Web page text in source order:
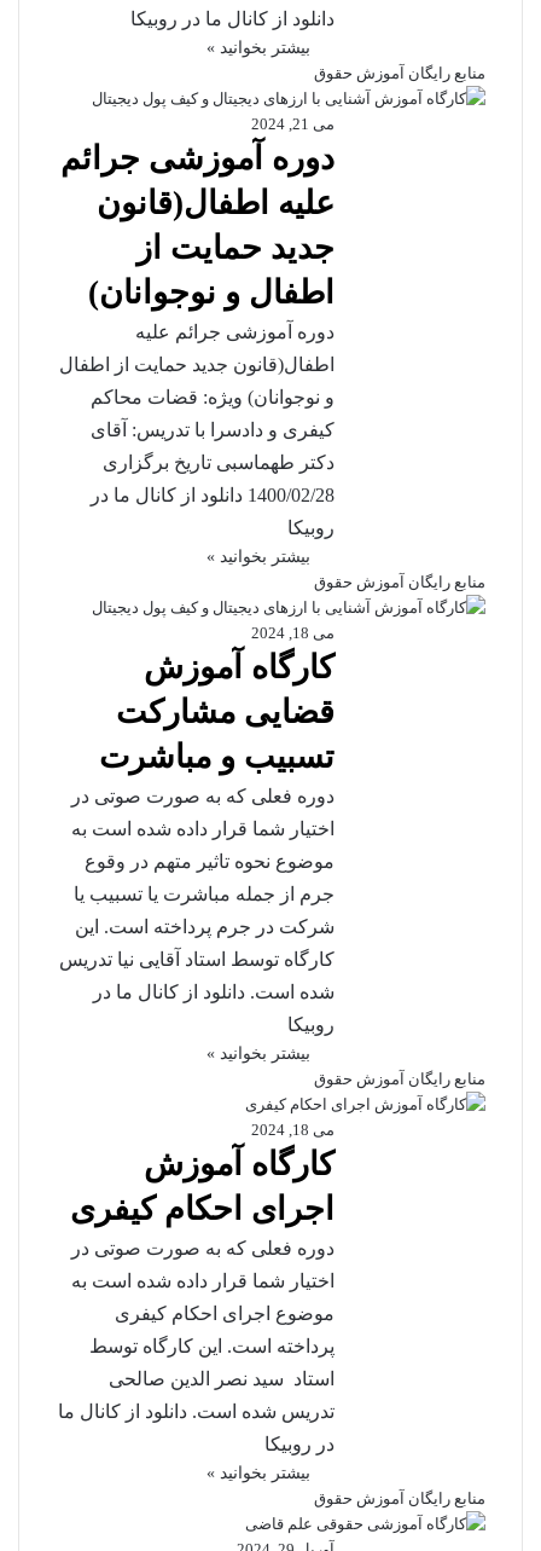
دانلود از کانال ما در روبیکا
بیشتر بخوانید »
منابع رایگان آموزش حقوق
می 21, 2024
دوره آموزشی جرائم
علیه اطفال(قانون
جدید حمایت از
اطفال و نوجوانان)
دوره آموزشی جرائم علیه
اطفال(قانون جدید حمایت از اطفال
و نوجوانان) ویژه: قضات محاکم
کیفری و دادسرا با تدریس: آقای
دکتر طهماسبی تاریخ برگزاری
1400/02/28 دانلود از کانال ما در
روبیکا
بیشتر بخوانید »
منابع رایگان آموزش حقوق
می 18, 2024
کارگاه آموزش
قضایی مشارکت
تسبیب و مباشرت
دوره فعلی که به صورت صوتی در
اختیار شما قرار داده شده است به
موضوع نحوه تاثیر متهم در وقوع
جرم از جمله مباشرت یا تسبیب یا
شرکت در جرم پرداخته است. این
کارگاه توسط استاد آقایی نیا تدریس
شده است. دانلود از کانال ما در
روبیکا
بیشتر بخوانید »
منابع رایگان آموزش حقوق
می 18, 2024
کارگاه آموزش
اجرای احکام کیفری
دوره فعلی که به صورت صوتی در
اختیار شما قرار داده شده است به
موضوع اجرای احکام کیفری
پرداخته است. این کارگاه توسط
استاد سید نصر الدین صالحی
تدریس شده است. دانلود از کانال ما
در روبیکا
بیشتر بخوانید »
منابع رایگان آموزش حقوق